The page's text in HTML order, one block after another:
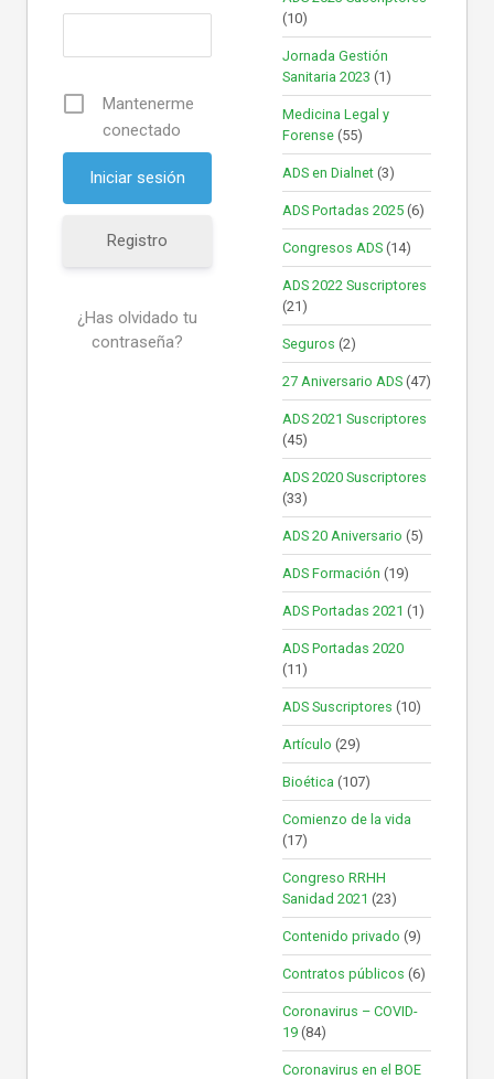
Mantenerme
conectado
Registro
¿Has olvidado tu
contraseña?
(10)
Jornada Gestión
Sanitaria 2023 (1)
Medicina Legal y
Forense (55)
ADS en Dialnet (3)
ADS Portadas 2025 (6)
Congresos ADS (14)
ADS 2022 Suscriptores
(21)
Seguros (2)
27 Aniversario ADS (47)
ADS 2021 Suscriptores
(45)
ADS 2020 Suscriptores
(33)
ADS 20 Aniversario (5)
ADS Formación (19)
ADS Portadas 2021 (1)
ADS Portadas 2020
(11)
ADS Suscriptores (10)
Artículo (29)
Bioética (107)
Comienzo de la vida
(17)
Congreso RRHH
Sanidad 2021 (23)
Contenido privado (9)
Contratos públicos (6)
Coronavirus – COVID-
19 (84)
Coronavirus en el BOE